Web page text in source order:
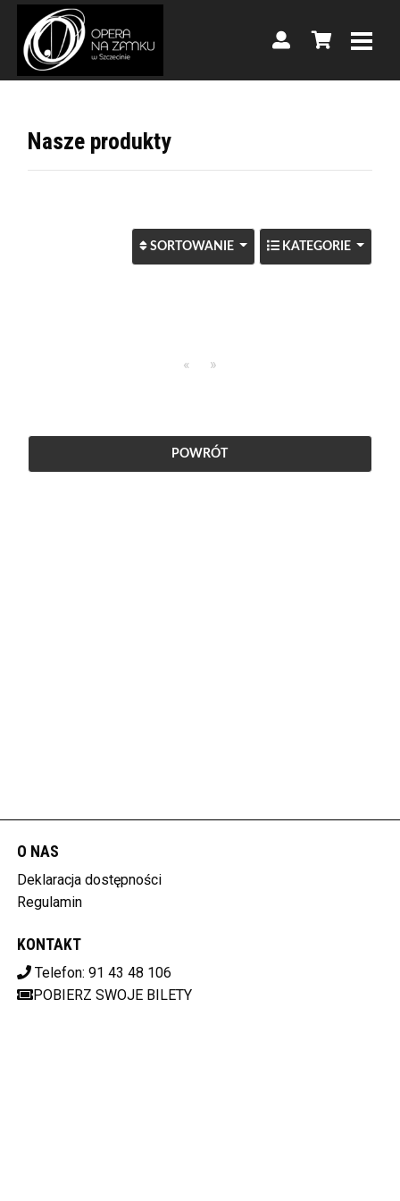
Nasze produkty
SORTOWANIE WYBIERZ SPOSÓB
KATEGORIE
« »
POWRÓT
O NAS
Deklaracja dostępności
Regulamin
KONTAKT
Telefon: 91 43 48 106
POBIERZ SWOJE BILETY